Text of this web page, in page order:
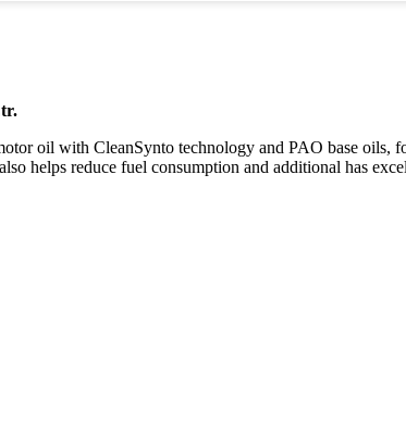
oil with CleanSynto technology and PAO base oils,
helps reduce fuel consumption and additional has